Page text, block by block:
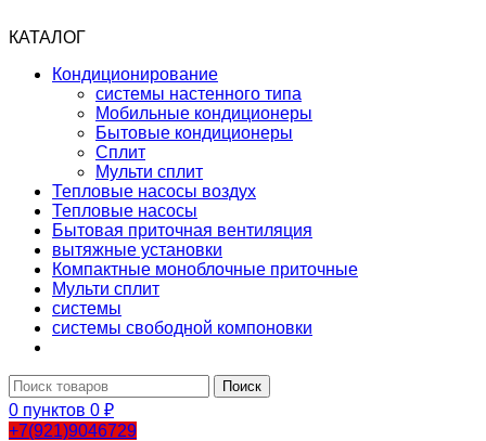
КАТАЛОГ
Кондиционирование
системы настенного типа
Мобильные кондиционеры
Бытовые кондиционеры
Сплит
Мульти сплит
Тепловые насосы воздух
Тепловые насосы
Бытовая приточная вентиляция
вытяжные установки
Компактные моноблочные приточные
Мульти сплит
системы
системы свободной компоновки
Поиск
0 пунктов 0 ₽
+7(921)9046729